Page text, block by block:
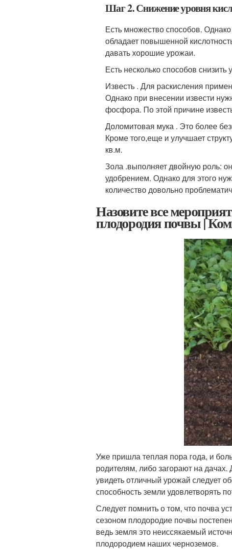
Шаг 2. Снижение уровня
Есть множество способов.
обладает повышенной
давать хорошие урожаи.
Есть несколько способов снизить
Известь . Для раскисления
Однако при внесении извести
фосфора. По этой причине
Доломитовая мука . Это более
Кроме того,еще и улучшает
кв.м.
Зола .выполняет двойную роль:
удобрением. Однако для этого
количество довольно
Назовите все
плодородия почвы |
Уже пришла теплая пора года, и
родителям, либо загорают на
увидеть отличный урожай следует
способность земли удовлетворять
Следует помнить о том, что почва
сезоном плодородие почвы
ведь земля это неиссякаемый
плодородием наших черноземов.